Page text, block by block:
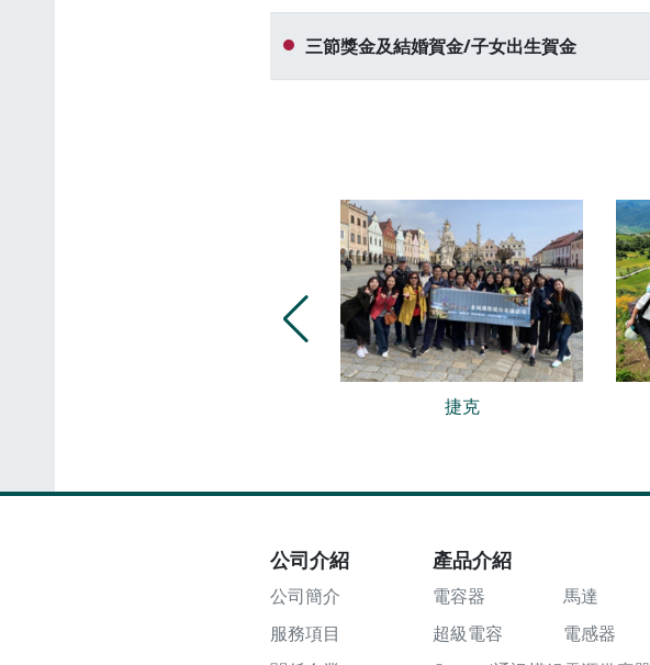
三節獎金及結婚賀金/子女出生賀金
捷克
公司介紹
公司簡介
服務項目
產品介紹
電容器
超級電容
馬達
電感器